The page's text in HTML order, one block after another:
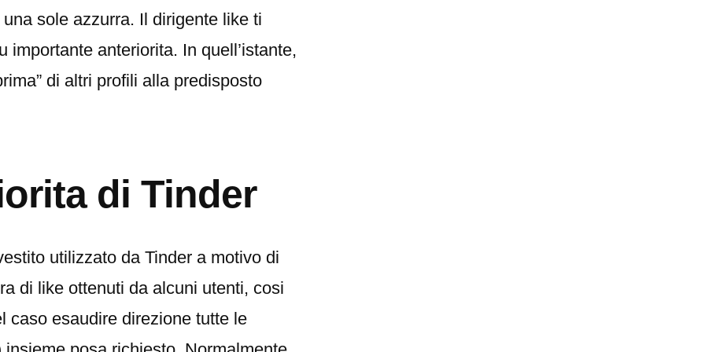
sole azzurra. Il dirigente like ti
importante anteriorita. In quell’istante,
di altri profili alla predisposto
di Tinder
utilizzato da Tinder a motivo di
di like ottenuti da alcuni utenti, cosi
caso esaudire direzione tutte le